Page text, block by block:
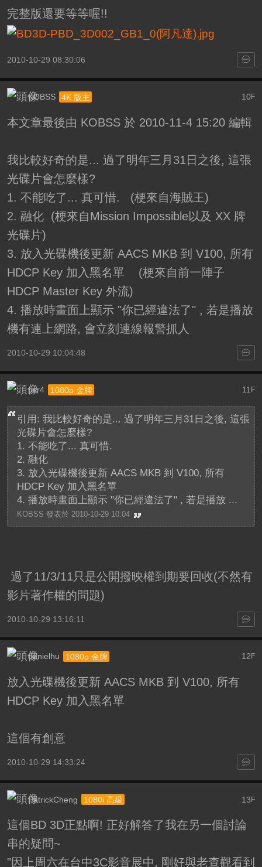
完整版還要等等喔!!
2010-10-29 08:30:06
10F
KOBSS 4K 版主
本文章最後由 KOBSS 於 2010-11-4 15:20 編輯
我比較好奇的是... 過了明年三月31日之後, 這張
光碟片會怎麼樣?
1. 不能吃了... 真可惜. (梗來自海賊王)
2. 融化 (梗來自Mission Impossible以及 XX 牌
光碟片)
3. 放入光碟機後更新 AACS MKB 到 V100, 所有
HDCP Key 加入黑名單 (梗來自前一陣子
HDCP Master Key 外流)
4. 播放時畫面上顯示 "你已經違法了" , 若是播放
機有連上網路, 會立刻連線報警抓人
2010-10-29 10:04:48
11 F
psr4 1080p 金牌
引用: 我比較好奇的是... 過了明年三月31日之後, 這張
光碟片會怎麼樣?
1. 不能吃了... 真可惜.
2. 融化
3. 放入光碟機後更新 AACS MKB 到 V100, 所有
HDCP Key 加入黑名單
4. 播放時畫面上顯示 "你已經違法了" , 若是播放 ...
KOBSS 發表於 2010-10-29 10:04
過了11/3/11只是公開撥映權到期要回收(不然有
影片著作權的問題)
2010-10-29 13:16:11
12 F
danielhu 1080p 金牌
放入光碟機後更新 AACS MKB 到 V100, 所有
HDCP Key 加入黑名單
這個有創意
2010-10-29 14:33:24
13F
PatrickCheng 1080i 高級
這個BD 3D正點啊! 正好解答了我在另一個討論
串的疑問~
"因上周六在台中3C影音展中, 剛好與老查觀看到